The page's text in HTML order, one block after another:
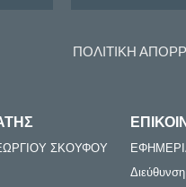
ΠΟΛΙΤΙΚΗ
ΣΚΟΥΦΟΥ